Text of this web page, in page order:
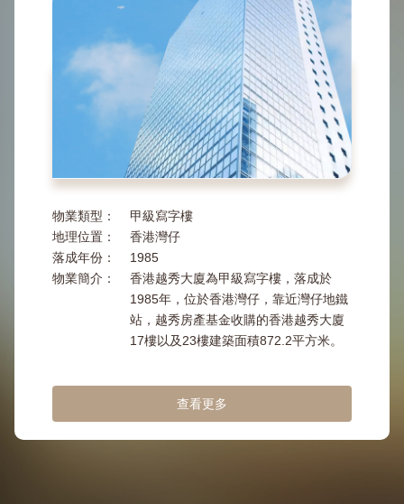
物業類型：
甲級寫字樓
地理位置：
香港灣仔
落成年份：
1985
物業簡介：
香港越秀大廈為甲級寫字樓，落成於
1985年，位於香港灣仔，靠近灣仔地鐵
站，越秀房產基金收購的香港越秀大廈
17樓以及23樓建築面積872.2平方米。
查看更多